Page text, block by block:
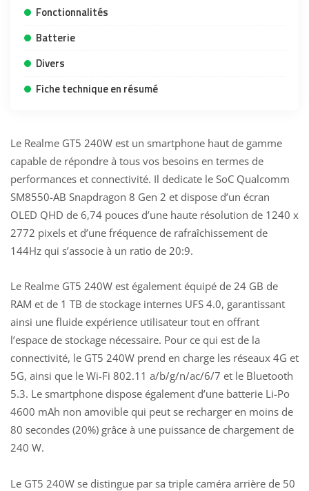
Fonctionnalités
Batterie
Divers
Fiche technique en résumé
Le Realme GT5 240W est un smartphone haut de gamme
capable de répondre à tous vos besoins en termes de
performances et connectivité. Il dedicate le SoC Qualcomm
SM8550-AB Snapdragon 8 Gen 2 et dispose d’un écran
OLED QHD de 6,74 pouces d’une haute résolution de 1240 x
2772 pixels et d’une fréquence de rafraîchissement de
144Hz qui s’associe à un ratio de 20:9.
Le Realme GT5 240W est également équipé de 24 GB de
RAM et de 1 TB de stockage internes UFS 4.0, garantissant
ainsi une fluide expérience utilisateur tout en offrant
l’espace de stockage nécessaire. Pour ce qui est de la
connectivité, le GT5 240W prend en charge les réseaux 4G et
5G, ainsi que le Wi-Fi 802.11 a/b/g/n/ac/6/7 et le Bluetooth
5.3. Le smartphone dispose également d’une batterie Li-Po
4600 mAh non amovible qui peut se recharger en moins de
80 secondes (20%) grâce à une puissance de chargement de
240 W.
Le GT5 240W se distingue par sa triple caméra arrière de 50